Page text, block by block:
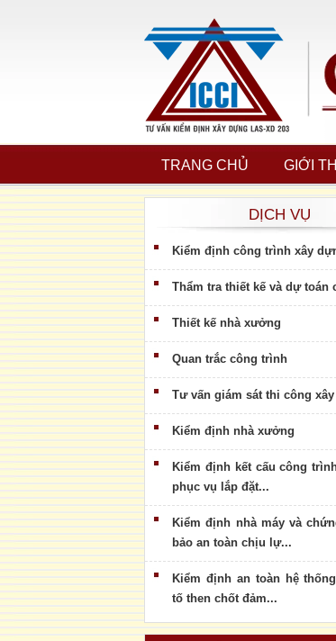
TRANG CHỦ GIỚI
DỊCH VỤ
Kiểm định công trình xây
Thẩm tra thiết kế và dự toán
Thiết kế nhà xưởng
Quan trắc công trình
Tư vấn giám sát thi công
Kiểm định nhà xưởng
Kiểm định kết cấu công
phục vụ lắp đặt...
Kiểm định nhà máy và
bảo an toàn chịu lự...
Kiểm định an toàn hệ
tố then chốt đảm...